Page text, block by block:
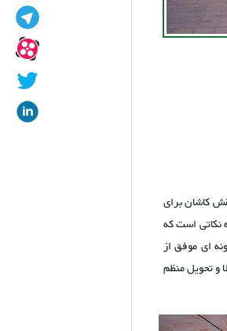
کاشان برای
نکاتی است که
ای موفق از
و تحویل منظم